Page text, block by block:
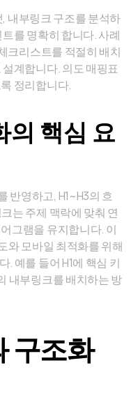
내부링크 구조를 분석하
를 명확히 합니다. 사례
크리스트를 적절히 배치
계합니다. 의도 매핑표
정리합니다.
의 핵심 요
반영하고, H1~H3의 흐
는 주제 맥락에 맞춰 연
그램을 유지합니다. 이
와 모바일 최적화를 위해
. 예를 들어 H1에 핵심 키
내부링크를 배치하는 방
구조화